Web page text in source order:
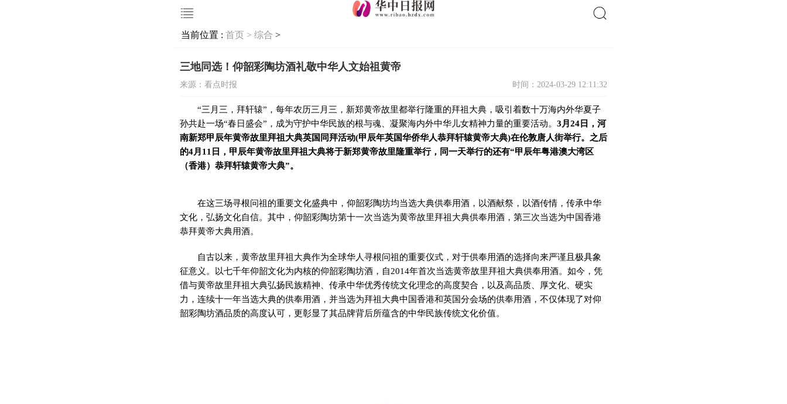
当前位置 : 首页 > 综合 >
三地同选！仰韶彩陶坊酒礼敬中华人文始祖黄帝
来源：看点时报 时间：2024-03-29 12:11:32
“三月三，拜轩辕”，每年农历三月三，新郑黄帝故里都举行隆重的拜祖大典，吸引着数十万海内外华夏子
孙共赴一场“春日盛会”，成为守护中华民族的根与魂、凝聚海内外中华儿女精神力量的重要活动。 3 月 24 日，河
南新郑甲辰年黄帝故里拜祖大典英国同拜活动(甲辰年英国华侨华人恭拜轩辕黄帝大典)在伦敦唐人街举行。之后
的4月 11 日，甲辰年黄帝故里拜祖大典将于新郑黄帝故里隆重举行，同一天举行的还有“甲辰年粤港澳大湾区
（香港）恭拜轩辕黄帝大典”。
在这三场寻根问祖的重要文化盛典中，仰韶彩陶坊均当选大典供奉用酒，以酒献祭，以酒传情，传承中华
文化，弘扬文化自信。其中，仰韶彩陶坊第十一次当选为黄帝故里拜祖大典供奉用酒，第三次当选为中国香港
恭拜黄帝大典用酒。
自古以来，黄帝故里拜祖大典作为全球华人寻根问祖的重要仪式，对于供奉用酒的选择向来严谨且极具象
征意义。以七千年仰韶文化为内核的仰韶彩陶坊酒，自2014年首次当选黄帝故里拜祖大典供奉用酒。如今，凭
借与黄帝故里拜祖大典弘扬民族精神、传承中华优秀传统文化理念的高度契合，以及高品质、厚文化、硬实
力，连续十一年当选大典的供奉用酒，并当选为拜祖大典中国香港和英国分会场的供奉用酒，不仅体现了对仰
韶彩陶坊酒品质的高度认可，更彰显了其品牌背后所蕴含的中华民族传统文化价值。